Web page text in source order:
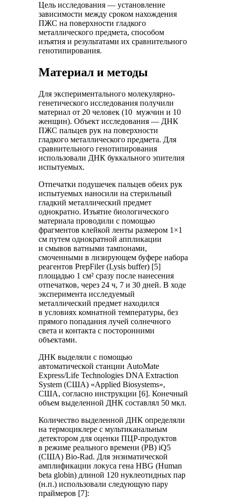
Цель исследования — установление
зависимости между сроком нахождения
ПЖС на поверхности гладкого
металлического предмета, способом
изъятия и результатами их сравнительного
генотипирования.
Материал и методы
Для экспериментального молекулярно-
генетического исследования получили
материал от 20 человек (10 мужчин и 10
женщин). Объект исследования — ДНК
ПЖС пальцев рук на поверхности
гладкого металлического предмета. Для
сравнительного генотипирования
использовали ДНК буккального эпителия
испытуемых.
Отпечатки подушечек пальцев обеих рук
испытуемых наносили на стерильный
гладкий металлический предмет
однократно. Изъятие биологического
материала проводили с помощью
фрагментов клейкой ленты размером 1×1
см путем однократной аппликации
и смывов ватными тампонами,
смоченными в лизирующем буфере набора
реагентов PrepFiler (Lysis buffer) [5]
площадью 1 см² сразу после нанесения
отпечатков, через 24 ч, 7 и 30 дней. В ходе
эксперимента исследуемый
металлический предмет находился
в условиях комнатной температуры, без
прямого попадания лучей солнечного
света и контакта с посторонними
объектами.
ДНК выделяли с помощью
автоматической станции AutoMate
Express/Life Technologies DNA Extraction
System (США) «Applied Biosystems»,
США, согласно инструкции [6]. Конечный
объем выделенной ДНК составлял 50 мкл.
Количество выделенной ДНК определяли
на термоциклере с мультиканальным
детектором для оценки ПЦР-продуктов
в режиме реального времени (РВ) iQ5
(США) Bio-Rad. Для энзиматической
амплификации локуса гена HBG (Human
beta globin) длиной 120 нуклеотидных пар
(н.п.) использовали следующую пару
праймеров [7]: